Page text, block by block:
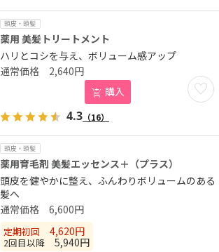
頭皮・頭髪
薬用 美髪トリートメント
ハリとコシを与え、ボリューム感アップ
お気
2,640円
購入
4.3 （16）
頭皮・頭髪
薬用育毛剤 美髪エッセンス＋（プラス）
頭皮を健やかに整え、ふんわりボリュームのある
髪へ
6,600円
定期初回 4,620円
2回目以降 5,940円